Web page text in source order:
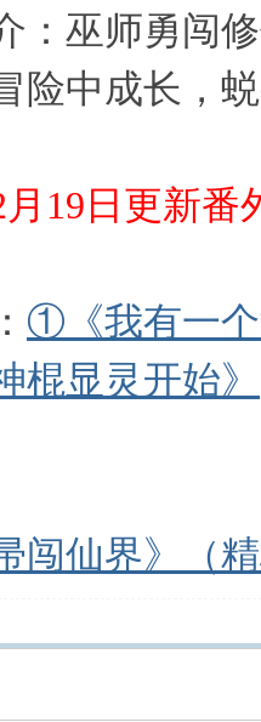
巫师勇闯修
中成长，蜕
19日更新
： ①《我有一
显灵开始》
闯仙界》（